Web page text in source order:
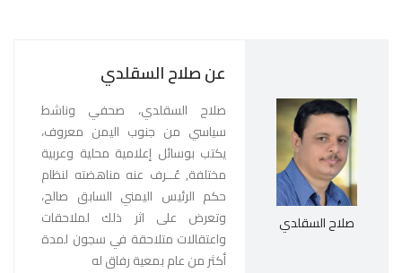
صلاح السقلدي
عن صلاح السقلدي
صلاح السقلدي، صحفي وناشط
سياسي من جنوب اليمن معروف،
يكتب بوسائل إعلامية محلية وعربية
مختلفة, عُــرف عنه مناهضته لنظام
حكم الرئيس اليمني السابق صالح،
وتعرض على اثر ذلك لملاحقات
واعتقالات متلاحقة في سجون لمدة
أكثر من عام بمعية رفاق له